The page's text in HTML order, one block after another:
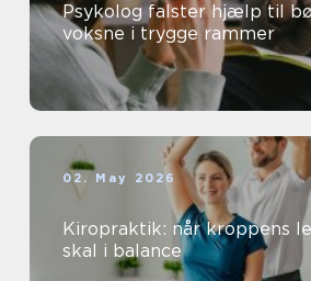
Psykolog falster hjælp til børn, unge og
voksne i trygge rammer
02. May 2026
Kiropraktik: når kroppens
skal i balance